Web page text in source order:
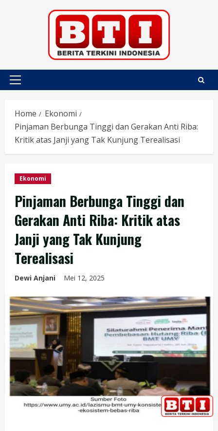
Primary
Home
Ekonomi
Pinjaman Berbunga Tinggi dan Gerakan Anti Riba:
Kritik atas Janji yang Tak Kunjung Terealisasi
Ekonomi
Pinjaman Berbunga Tinggi dan
Gerakan Anti Riba: Kritik atas
Janji yang Tak Kunjung
Terealisasi
Dewi Anjani Mei 12, 2025